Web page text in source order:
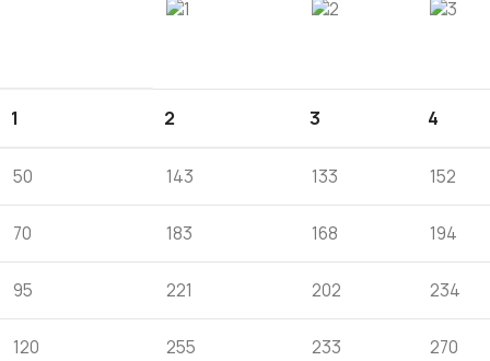
1 2 3 4
50 143 133 152
70 183 168 194
95 221 202 234
120 255 233 270